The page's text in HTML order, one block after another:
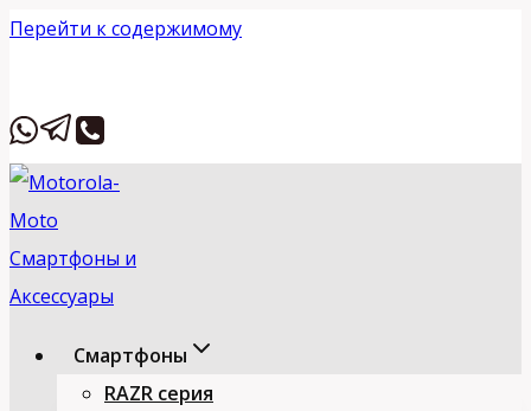
Перейти к содержимому
Смартфоны
RAZR серия